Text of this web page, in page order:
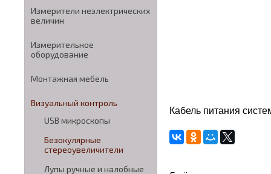
Измерители неэлектрических
величин
Измерительное
оборудование
Монтажная мебель
Визуальный контроль
USB микроскопы
Безокулярные
стереоувеличители
Лупы ручные и налобные
Кабель питания